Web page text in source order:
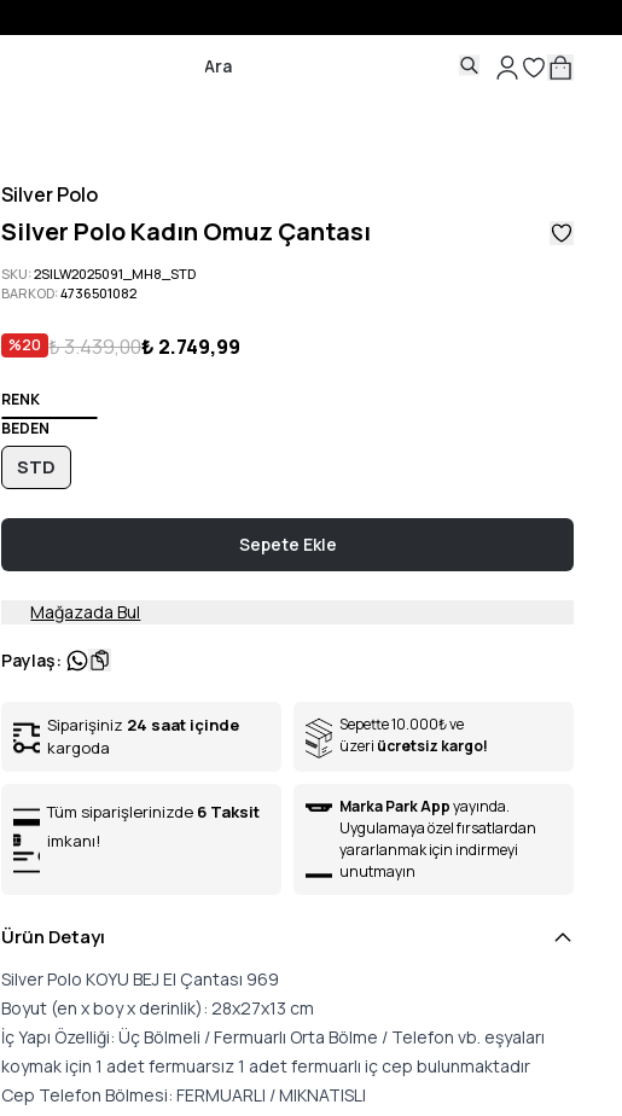
Silver Polo
Silver Polo Kadın Omuz Çantası
SKU:2SILW2025091_MH8_STD
BARKOD:4736501082
%20 ₺ 3.439,00₺ 2.749,99
RENK
BEDEN
STD
Sepete Ekle
Mağazada Bul
Paylaş:
Siparişiniz 24 saat içinde
kargoda
Sepette 10.000₺ve
üzeri ücretsiz kargo!
Tüm siparişlerinizde 6 Taksit
imkanı!
Marka Park Appyayında.
Uygulamaya özel fırsatlardan
yararlanmak için indirmeyi
unutmayın
Ürün Detayı
Silver Polo KOYU BEJ El Çantası 969
Boyut (en x boy x derinlik): 28x27x13 cm
İç Yapı Özelliği: Üç Bölmeli / Fermuarlı Orta Bölme / Telefon vb. eşyaları
koymak için 1 adet fermuarsız 1 adet fermuarlı iç cep bulunmaktadır
Cep Telefon Bölmesi: FERMUARLI / MIKNATISLI